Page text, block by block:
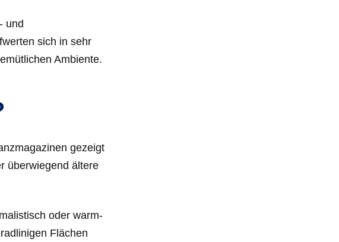
und
sich in sehr
Ambiente.
gezeigt
überwiegend ältere
oder warm-
Flächen